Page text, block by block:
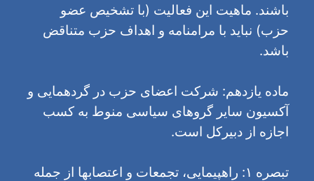
باشند. ماهیت این فعالیت (با تشخیص عضو
حزب) نباید با مرامنامه و اهداف حزب متناقض
باشد.
ماده یازدهم: شرکت اعضای حزب در گردهمایی و
آکسیون سایر گروهای سیاسی منوط به کسب
اجازه از دبیرکل است.
تبصره ۱: راهپیمایی، تجمعات و اعتصابها از جمله